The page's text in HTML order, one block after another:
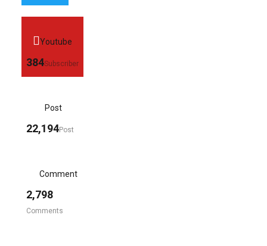
Youtube
384Subscriber
Post
22,194Post
Comment
2,798
Comments